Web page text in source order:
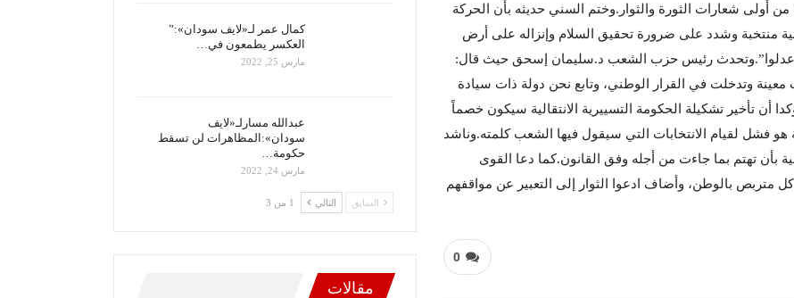
من أولى شعارات الثورة والثوار.وختم السني حديثه بأن الحركة
منتخبة وشدد على ضرورة تحقيق السلام وإنزاله على أرض
“اعدلوا”.وتحدث رئيس حزب الشعب د.سليمان إسحق حيث قال:
وتدخلت في القرار الوطني، وتابع نحن دولة ذات سيادة
تأخير تشكيلة الحكومة التسييرية الانتقالية سيكون خصماً
هو فشل لقيام الانتخابات التي سيقول فيها الشعب كلمته.وناشد
بأن تهتم بما جاءت من أجله وفق القانون.كما دعا القوى
متربص بالوطن، وأضاف ادعوا الثوار إلى التعبير عن مواقفهم
0
كمال عمر لـ«لايف سودان»:”
العكسر يطمعون في…
مارس 25, 2022
عبدالله مسارلـ«لايف
سودان»:المظاهرات لن تسقط
حكومة…
مارس 24, 2022
السابق التالي 1 من 3
مقالات